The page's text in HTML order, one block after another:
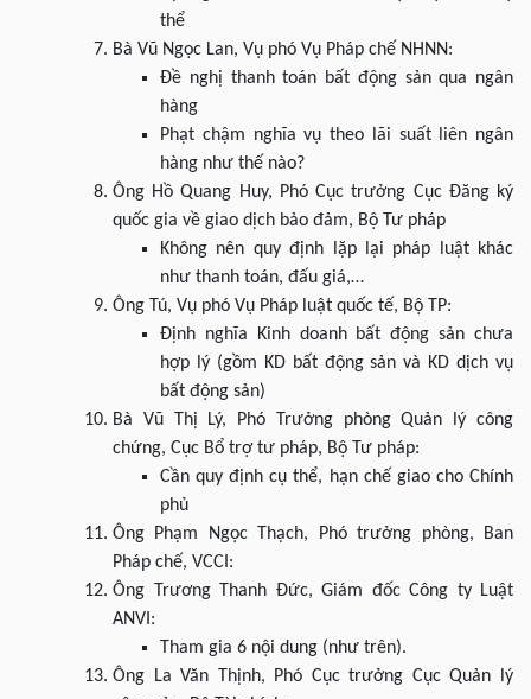
thể
Bà Vũ Ngọc Lan, Vụ phó Vụ Pháp chế NHNN:
Đề nghị thanh toán bất động sản qua ngân
hàng
Phạt chậm nghĩa vụ theo lãi suất liên ngân
hàng như thế nào?
Ông Hồ Quang Huy, Phó Cục trưởng Cục Đăng ký
quốc gia về giao dịch bảo đảm, Bộ Tư pháp
Không nên quy định lặp lại pháp luật khác
như thanh toán, đấu giá,…
Ông Tú, Vụ phó Vụ Pháp luật quốc tế, Bộ TP:
Định nghĩa Kinh doanh bất động sản chưa
hợp lý (gồm KD bất động sản và KD dịch vụ
bất động sản)
Bà Vũ Thị Lý, Phó Trưởng phòng Quản lý công
chứng, Cục Bổ trợ tư pháp, Bộ Tư pháp:
Cần quy định cụ thể, hạn chế giao cho Chính
phủ
Ông Phạm Ngọc Thạch, Phó trưởng phòng, Ban
Pháp chế, VCCI:
Ông Trương Thanh Đức, Giám đốc Công ty Luật
ANVI:
Tham gia 6 nội dung (như trên).
Ông La Văn Thịnh, Phó Cục trưởng Cục Quản lý